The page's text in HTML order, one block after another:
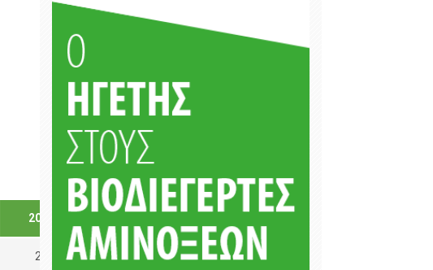
2024
27 120 344 %